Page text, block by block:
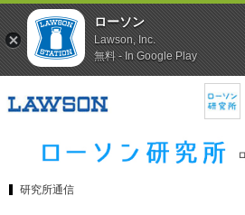
研究所通信
ローソン
Lawson, Inc.
無料 - In Google Play